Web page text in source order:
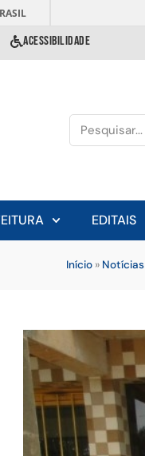
ACESSIBILIDADE
EDITAIS
Início » Notícias